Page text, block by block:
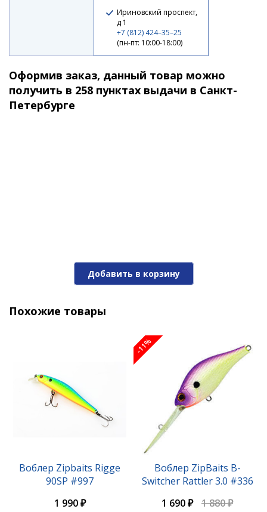
Воблер Zipbaits Rigge 35F #050
1 750 ₽
Воблер Zipbaits Rigge 35F #126
Ириновский проспект,
д 1
+7 (812) 424–35–25
(пн-пт: 10:00-18:00)
Оформив заказ, данный товар можно
получить в 258 пунктах выдачи в Санкт-
Петербурге
Добавить в корзину
Похожие товары
Воблер Zipbaits Rigge
90SP #997
1 990 ₽
-11%
Воблер ZipBaits B-
Switcher Rattler 3.0 #336
1 690 ₽
1 880 ₽